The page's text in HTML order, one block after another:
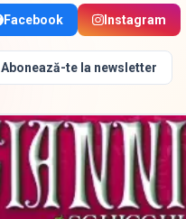
Facebook Instagram
Abonează-te la newsletter